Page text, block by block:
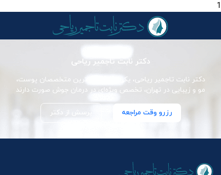
1
دکتر نابت تاجمیر ریاحی
دکتر نابت تاجمیر ریاحی، یکی از برجسته‌ترین متخصصان پوست،
مو و زیبایی در تهران، تخصص ویژه‌ای در درمان جوش صورت دارند
رزرو وقت مراجعه پرسش از دکتر